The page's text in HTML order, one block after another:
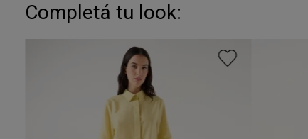
Completá tu look: